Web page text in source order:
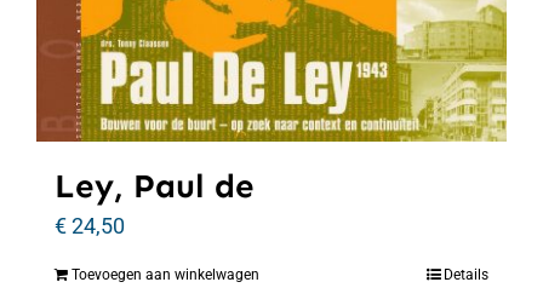
Ley, Paul de
€24,50
Toevoegen aan winkelwagen Details